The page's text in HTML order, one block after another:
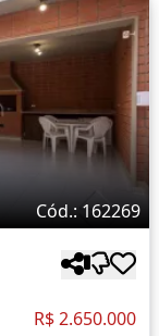
Cód.: 162269
R$ 2.650.000